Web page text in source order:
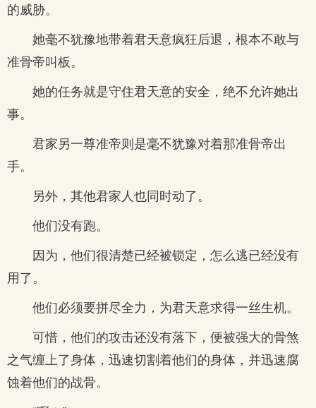
的威胁。
她毫不犹豫地带着君天意疯狂后退，根本不敢与
准骨帝叫板。
她的任务就是守住君天意的安全，绝不允许她出
事。
君家另一尊准帝则是毫不犹豫对着那准骨帝出
手。
另外，其他君家人也同时动了。
他们没有跑。
因为，他们很清楚已经被锁定，怎么逃已经没有
用了。
他们必须要拼尽全力，为君天意求得一丝生机。
可惜，他们的攻击还没有落下，便被强大的骨煞
之气缠上了身体，迅速切割着他们的身体，并迅速腐
蚀着他们的战骨。